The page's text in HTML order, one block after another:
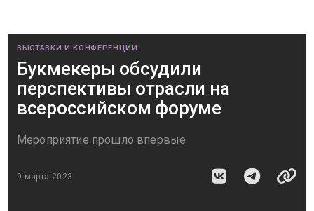
ВЫСТАВКИ И КОНФЕРЕНЦИИ
Букмекеры обсудили
перспективы отрасли на
всероссийском форуме
Мероприятие прошло впервые
9 марта 2023